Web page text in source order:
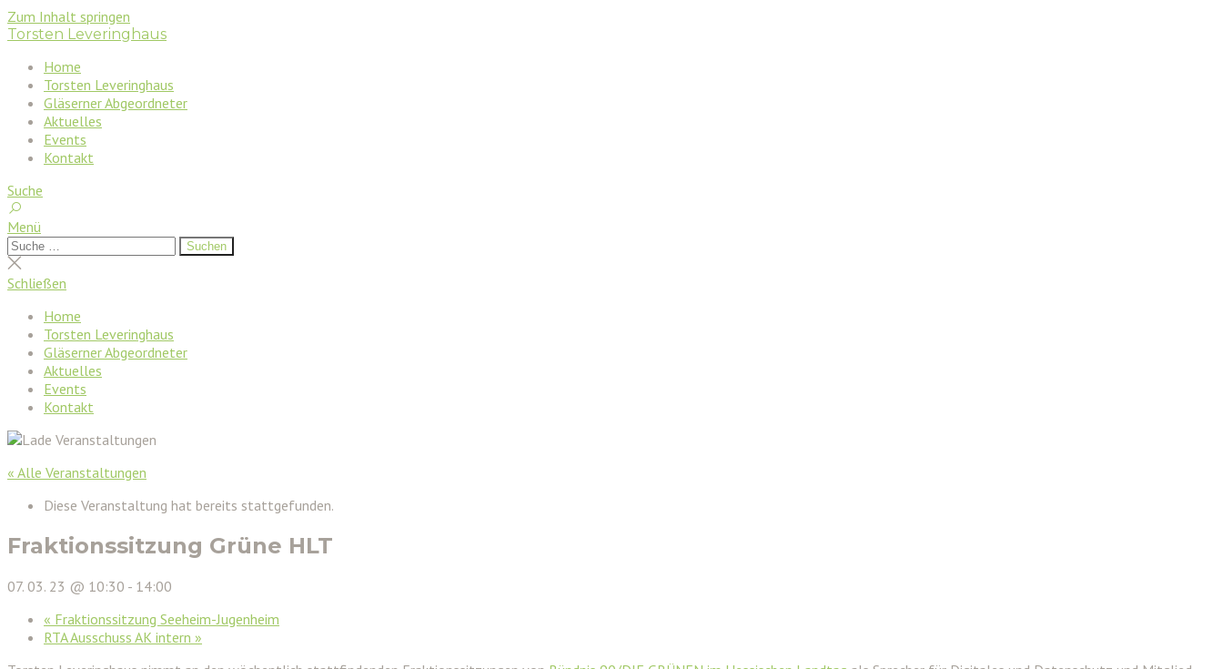
Zum Inhalt springen
Torsten Leveringhaus
Home
Torsten Leveringhaus
Gläserner Abgeordneter
Aktuelles
Events
Kontakt
Suche
Menü
Suchen
nach:
Suchen
Suche
schließen
Schließen
Home
Torsten Leveringhaus
Gläserner Abgeordneter
Aktuelles
Events
Kontakt
« Alle Veranstaltungen
Diese Veranstaltung hat bereits stattgefunden.
Fraktionssitzung Grüne HLT
07. 03. 23 @ 10:30 - 14:00
« Fraktionssitzung Seeheim-Jugenheim
RTA Ausschuss AK intern »